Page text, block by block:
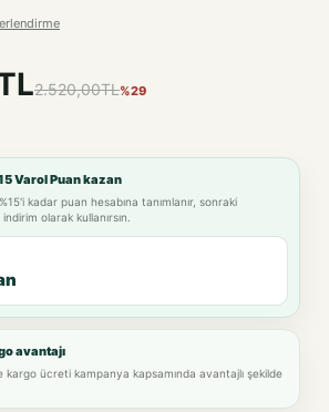
2.520,00TL%29
Varol Puan kazan
kadar puan hesabına tanımlanır, sonraki
olarak kullanırsın.
avantajı
kargo ücreti kampanya kapsamında avantajlı şekilde